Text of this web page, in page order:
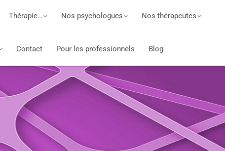
Thérapie… Nos psychologues Nos thérapeutes
Contact Pour les professionnels Blog